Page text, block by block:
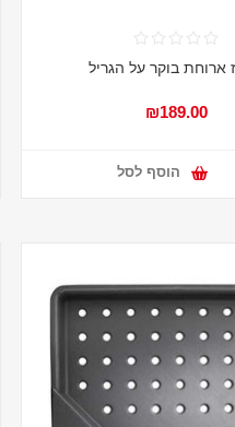
ארוחת בוקר על הגריל
₪189.00
הוסף לסל